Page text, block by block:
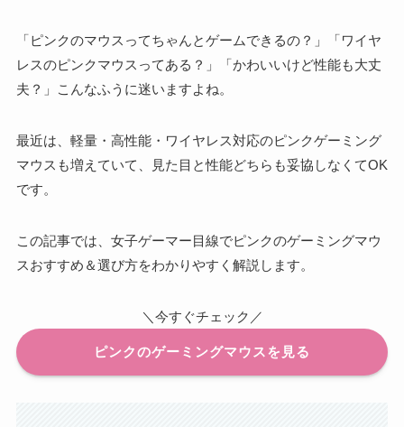
「ピンクのマウスってちゃんとゲームできるの？」「ワイヤ
レスのピンクマウスってある？」「かわいいけど性能も大丈
夫？」こんなふうに迷いますよね。
最近は、軽量・高性能・ワイヤレス対応のピンクゲーミング
マウスも増えていて、見た目と性能どちらも妥協しなくてOK
です。
この記事では、女子ゲーマー目線でピンクのゲーミングマウ
スおすすめ＆選び方をわかりやすく解説します。
＼今すぐチェック／
ピンクのゲーミングマウスを見る